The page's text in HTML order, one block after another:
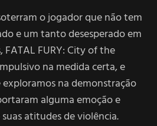
o jogador que não tem
e um tanto desesperado em
FATAL FURY: City of the
na medida certa, e
na demonstração
alguma emoção e
atitudes de violência.